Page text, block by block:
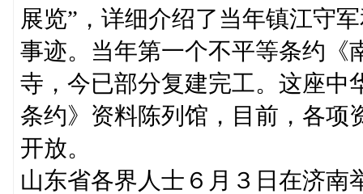
展览”，详细介绍了当年镇江守
事迹。当年第一个不平等条约
寺，今已部分复建完工。这座中
条约》资料陈列馆，目前，各项
开放。
山东省各界人士６月３日在济南